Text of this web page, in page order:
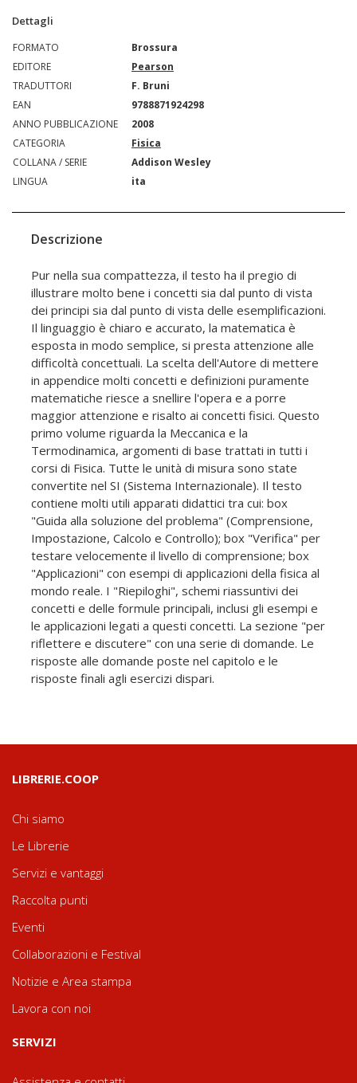
Dettagli
FORMATO
Brossura
EDITORE
Pearson
TRADUTTORI
F. Bruni
EAN
9788871924298
ANNO PUBBLICAZIONE
2008
CATEGORIA
Fisica
COLLANA / SERIE
Addison Wesley
LINGUA
ita
Descrizione
Pur nella sua compattezza, il testo ha il pregio di
illustrare molto bene i concetti sia dal punto di vista
dei principi sia dal punto di vista delle esemplificazioni.
Il linguaggio è chiaro e accurato, la matematica è
esposta in modo semplice, si presta attenzione alle
difficoltà concettuali. La scelta dell'Autore di mettere
in appendice molti concetti e definizioni puramente
matematiche riesce a snellire l'opera e a porre
maggior attenzione e risalto ai concetti fisici. Questo
primo volume riguarda la Meccanica e la
Termodinamica, argomenti di base trattati in tutti i
corsi di Fisica. Tutte le unità di misura sono state
convertite nel SI (Sistema Internazionale). Il testo
contiene molti utili apparati didattici tra cui: box
"Guida alla soluzione del problema" (Comprensione,
Impostazione, Calcolo e Controllo); box "Verifica" per
testare velocemente il livello di comprensione; box
"Applicazioni" con esempi di applicazioni della fisica al
mondo reale. I "Riepiloghi", schemi riassuntivi dei
concetti e delle formule principali, inclusi gli esempi e
le applicazioni legati a questi concetti. La sezione "per
riflettere e discutere" con una serie di domande. Le
risposte alle domande poste nel capitolo e le
risposte finali agli esercizi dispari.
LIBRERIE.COOP
Chi siamo
Le Librerie
Servizi e vantaggi
Raccolta punti
Eventi
Collaborazioni e Festival
Notizie e Area stampa
Lavora con noi
SERVIZI